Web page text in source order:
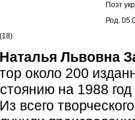
Поэт
Род.
(18)
Наталья Львовна
около 200
на 1988
всего